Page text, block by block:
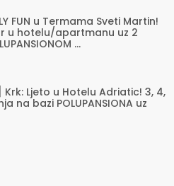
FUN u Termama Sveti Martin!
u hotelu/apartmanu uz 2
...
Krk: Ljeto u Hotelu Adriatic! 3, 4,
na bazi POLUPANSIONA uz